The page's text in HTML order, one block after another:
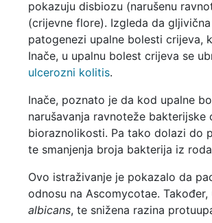
pokazuju disbiozu (narušenu
(crijevne flore). Izgleda da
patogenezi upalne bolesti crijeva,
Inače, u upalnu bolest crijeva se
ulcerozni kolitis.
Inače, poznato je da kod upalne
narušavanja ravnoteže bakterijske
bioraznolikosti. Pa tako dolazi do
te smanjenja broja bakterija iz
Ovo istraživanje je pokazalo da
odnosu na Ascomycotae.
albicans, te snižena razina